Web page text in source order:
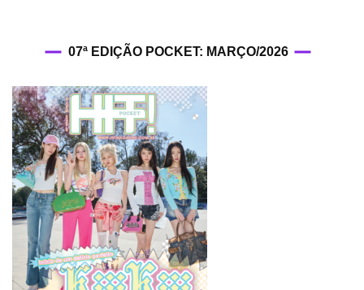
07ª EDIÇÃO POCKET: MARÇO/2026